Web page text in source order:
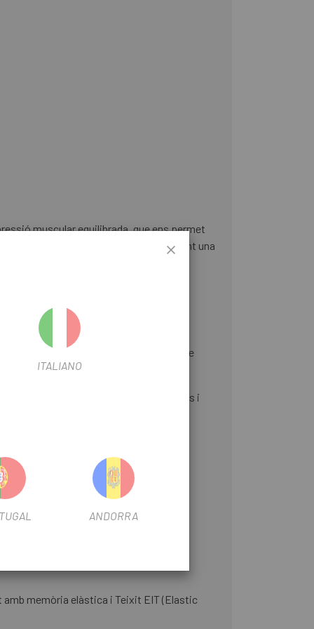
muscular equilibrada, que ens permet
cap a l'exterior la suor i proporcionant una
una autèntica segona pell i evitant
durada, amb espumes de densitat
El seu teixit E.I.T. (Elastic Interface
caracteritzen per ser més envolvents i
la transpirabilitat sense penalitzar
més avançats dels nostres productes.
amb memòria elàstica i Teixit EIT (Elastic
ITALIANO
ANDORRA